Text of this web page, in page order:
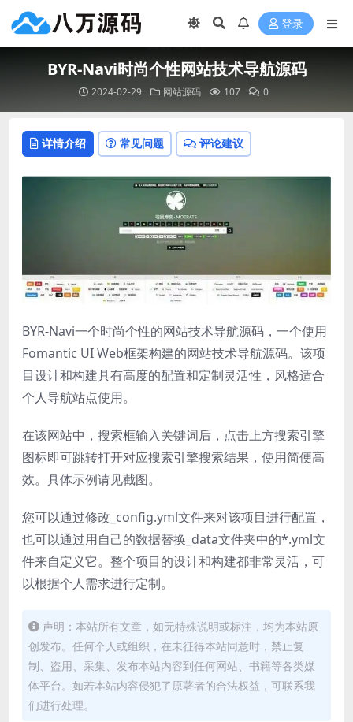
登录
BYR-Navi时尚个性网站技术导航源码
2024-02-29 网站源码 107 0
详情介绍 常见问题 评论建议
BYR-Navi一个时尚个性的网站技术导航源码，一个使用
Fomantic UI Web框架构建的网站技术导航源码。该项
目设计和构建具有高度的配置和定制灵活性，风格适合
个人导航站点使用。
在该网站中，搜索框输入关键词后，点击上方搜索引擎
图标即可跳转打开对应搜索引擎搜索结果，使用简便高
效。具体示例请见截图。
您可以通过修改_config.yml文件来对该项目进行配置，
也可以通过用自己的数据替换_data文件夹中的*.yml文
件来自定义它。整个项目的设计和构建都非常灵活，可
以根据个人需求进行定制。
声明：本站所有文章，如无特殊说明或标注，均为本站原
创发布。任何个人或组织，在未征得本站同意时，禁止复
制、盗用、采集、发布本站内容到任何网站、书籍等各类媒
体平台。如若本站内容侵犯了原著者的合法权益，可联系我
们进行处理。